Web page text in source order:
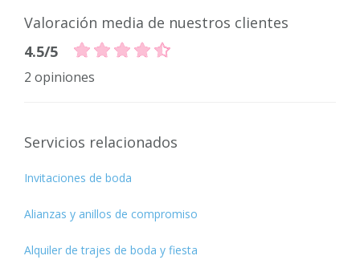
Valoración media de nuestros clientes
4.5/5
2 opiniones
Servicios relacionados
Invitaciones de boda
Alianzas y anillos de compromiso
Alquiler de trajes de boda y fiesta